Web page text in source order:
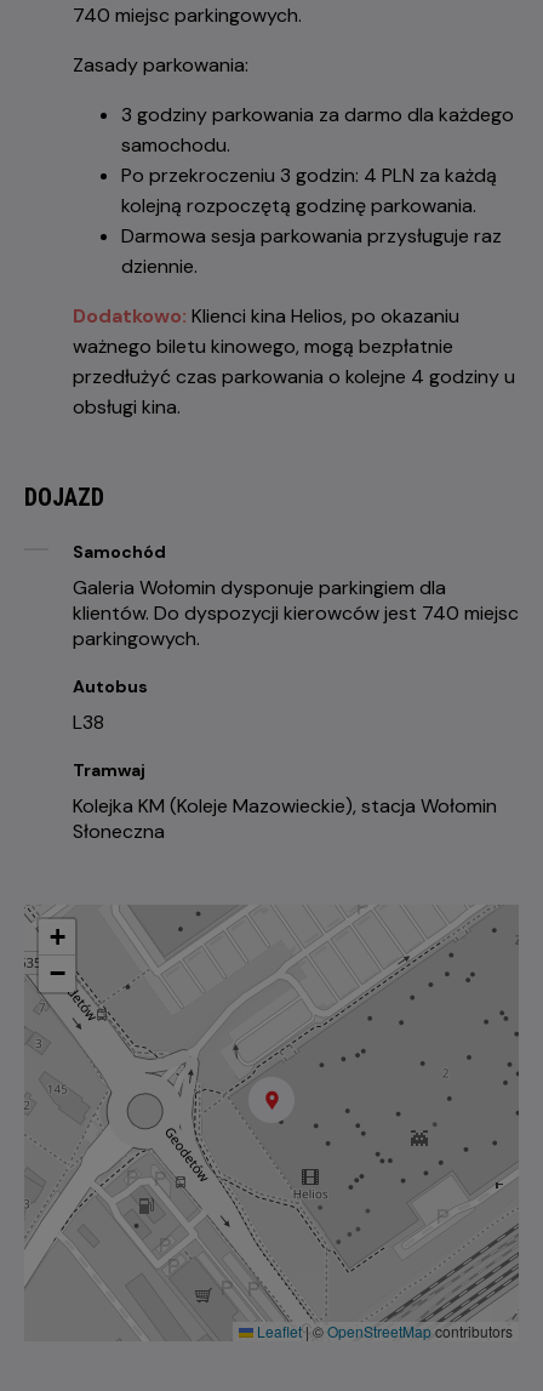
740 miejsc parkingowych.
Zasady parkowania:
3 godziny parkowania za darmo dla każdego
samochodu.
Po przekroczeniu 3 godzin: 4 PLN za każdą
kolejną rozpoczętą godzinę parkowania.
Darmowa sesja parkowania przysługuje raz
dziennie.
Dodatkowo: Klienci kina Helios, po okazaniu
ważnego biletu kinowego, mogą bezpłatnie
przedłużyć czas parkowania o kolejne 4 godziny u
obsługi kina.
DOJAZD
Samochód
Galeria Wołomin dysponuje parkingiem dla
klientów. Do dyspozycji kierowców jest 740 miejsc
parkingowych.
Autobus
L38
Tramwaj
Kolejka KM (Koleje Mazowieckie), stacja Wołomin
Słoneczna
+
−
Leaflet | ©OpenStreetMapcontributors